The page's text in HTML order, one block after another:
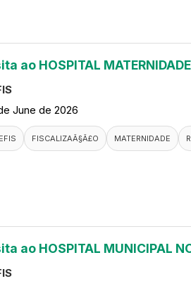
ao HOSPITAL
June de 2026
FISCALIZAÃ§Ã£O MATERNIDADE
ao HOSPITAL MUNICIPAL